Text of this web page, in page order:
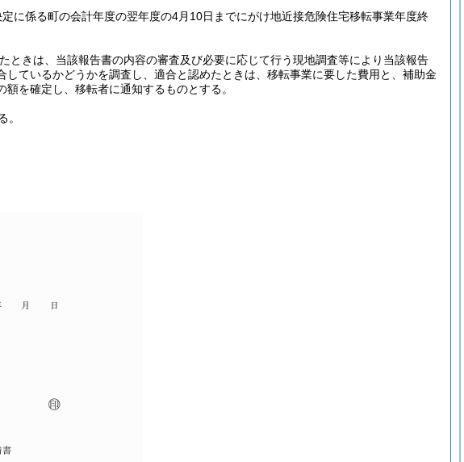
に係る町の会計年度の翌年度の4月10日までにがけ地近接危険住宅移転事業年度終
ときは、当該報告書の内容の審査及び必要に応じて行う現地調査等により当該報告
ているかどうかを調査し、適合と認めたときは、移転事業に要した費用と、補助金
を確定し、移転者に通知するものとする。
。